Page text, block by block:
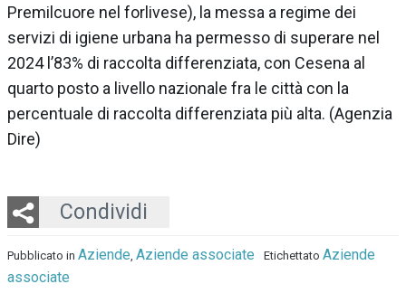
Premilcuore nel forlivese), la messa a regime dei
servizi di igiene urbana ha permesso di superare nel
2024 l’83% di raccolta differenziata, con Cesena al
quarto posto a livello nazionale fra le città con la
percentuale di raccolta differenziata più alta. (Agenzia
Dire)
Condividi
Twitter
LinkedIn
Email
Whatsapp
Pubblicato in Aziende, Aziende associate Etichettato Aziende
associate